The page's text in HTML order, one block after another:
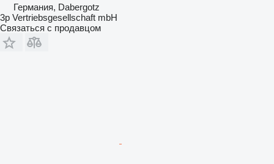
Германия, Dabergotz
3p Vertriebsgesellschaft mbH
Связаться с продавцом